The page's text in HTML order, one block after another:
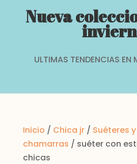
Nueva
ULTIMAS TENDENCIAS EN
Inicio / Chica jr/ Suéteres y
chamarras / suéter con
chicas